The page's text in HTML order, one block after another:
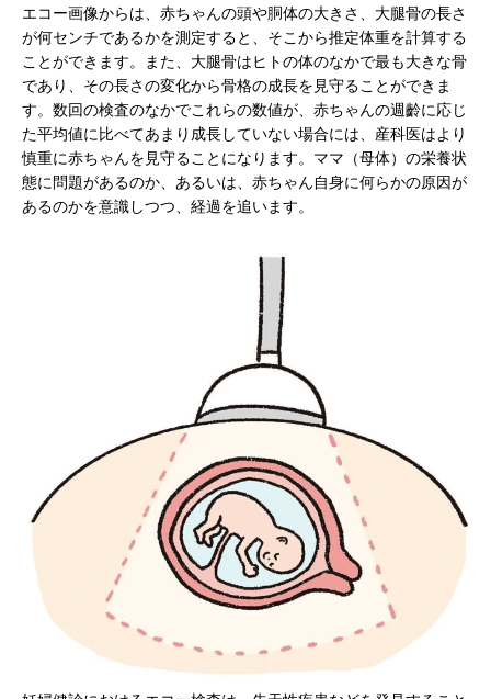
エコー画像からは、赤ちゃんの頭や胴体の大きさ、大腿骨の長さ
が何センチであるかを測定すると、そこから推定体重を計算する
ことができます。また、大腿骨はヒトの体のなかで最も大きな骨
であり、その長さの変化から骨格の成長を見守ることができま
す。数回の検査のなかでこれらの数値が、赤ちゃんの週齡に応じ
た平均値に比べてあまり成長していない場合には、産科医はより
慎重に赤ちゃんを見守ることになります。ママ（母体）の栄養状
態に問題があるのか、あるいは、赤ちゃん自身に何らかの原因が
あるのかを意識しつつ、経過を追います。